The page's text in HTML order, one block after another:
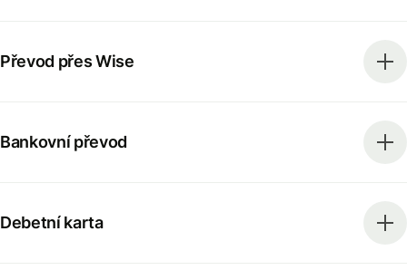
Převod přes Wise
Bankovní převod
Debetní karta